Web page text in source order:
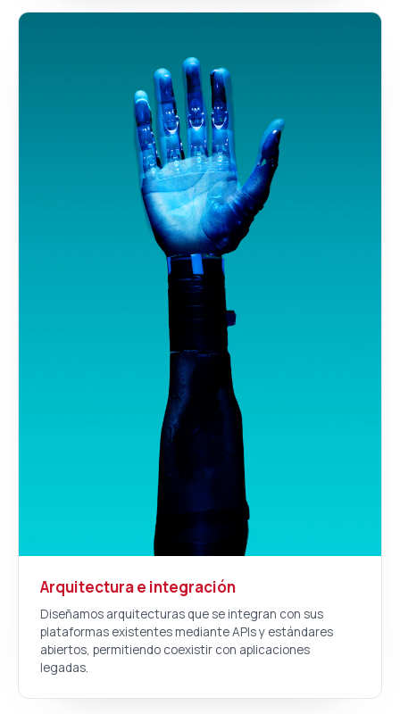
Arquitectura e integración
Diseñamos arquitecturas que se integran con sus
plataformas existentes mediante APIs y estándares
abiertos, permitiendo coexistir con aplicaciones
legadas.